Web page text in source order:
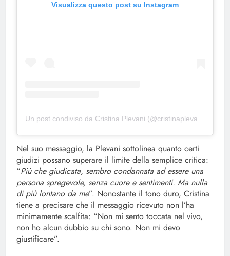
Visualizza questo post su Instagram
Un post condiviso da Cristina Plevani (@cristinaplevani)
Nel suo messaggio, la Plevani sottolinea quanto certi
giudizi possano superare il limite della semplice critica:
“Più che giudicata, sembro condannata ad essere una
persona spregevole, senza cuore e sentimenti. Ma nulla
di più lontano da me”. Nonostante il tono duro, Cristina
tiene a precisare che il messaggio ricevuto non l’ha
minimamente scalfita: “Non mi sento toccata nel vivo,
non ho alcun dubbio su chi sono. Non mi devo
giustificare”.